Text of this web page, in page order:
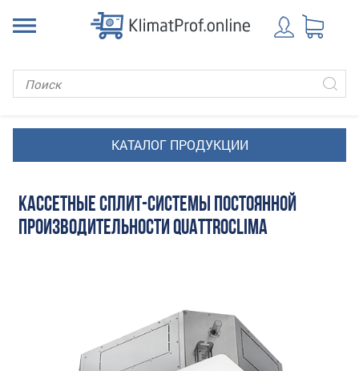
КАССЕТНЫЕ СПЛИТ-СИСТЕМЫ ПОСТОЯННОЙ
ПРОИЗВОДИТЕЛЬНОСТИ QUATTROCLIMA